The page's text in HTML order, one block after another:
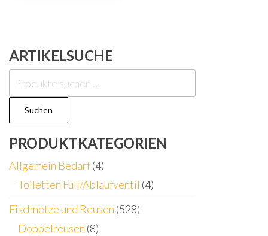
ARTIKELSUCHE
Suchen
nach:
Suchen
PRODUKTKATEGORIEN
Allgemein Bedarf(4)
Toiletten Füll/Ablaufventil (4)
Fischnetze und Reusen (528)
Doppelreusen (8)